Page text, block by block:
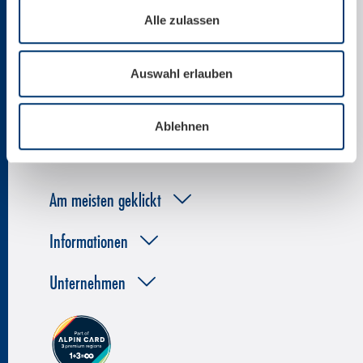
Alle zulassen
Auswahl erlauben
Ablehnen
News per E-Mail
Am meisten geklickt
Informationen
Unternehmen